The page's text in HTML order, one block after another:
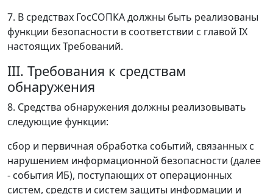
7. В средствах ГосСОПКА должны быть реализованы
функции безопасности в соответствии с главой IX
настоящих Требований.
III. Требования к средствам
обнаружения
8. Средства обнаружения должны реализовывать
следующие функции:
сбор и первичная обработка событий, связанных с
нарушением информационной безопасности (далее
- события ИБ), поступающих от операционных
систем, средств и систем защиты информации и